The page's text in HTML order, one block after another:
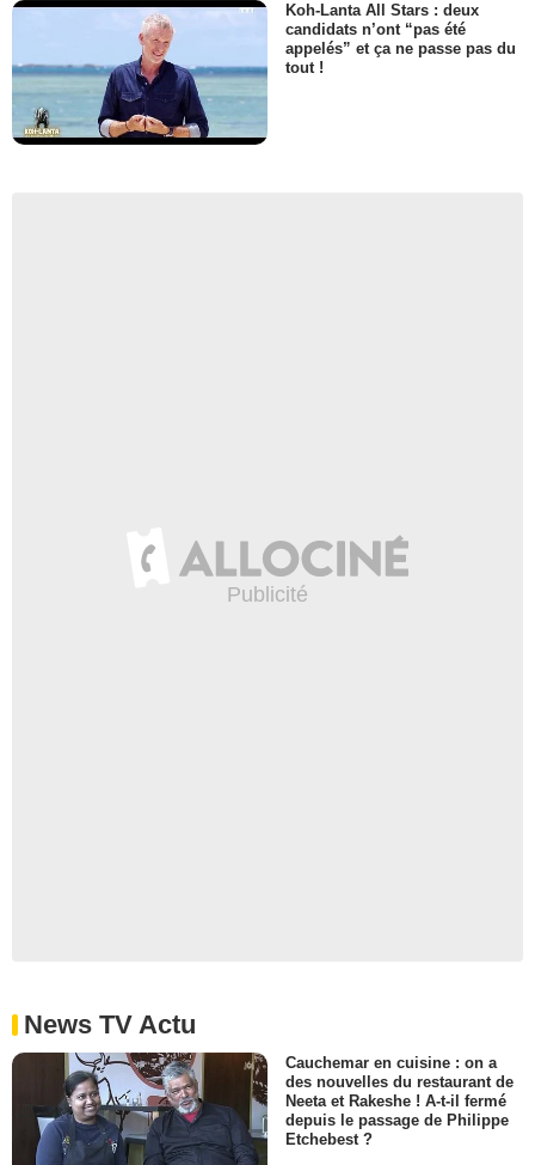
Koh-Lanta All Stars : deux
candidats n’ont “pas été
appelés” et ça ne passe pas du
tout !
News TV Actu
Cauchemar en cuisine : on a
des nouvelles du restaurant de
Neeta et Rakeshe ! A-t-il fermé
depuis le passage de Philippe
Etchebest ?